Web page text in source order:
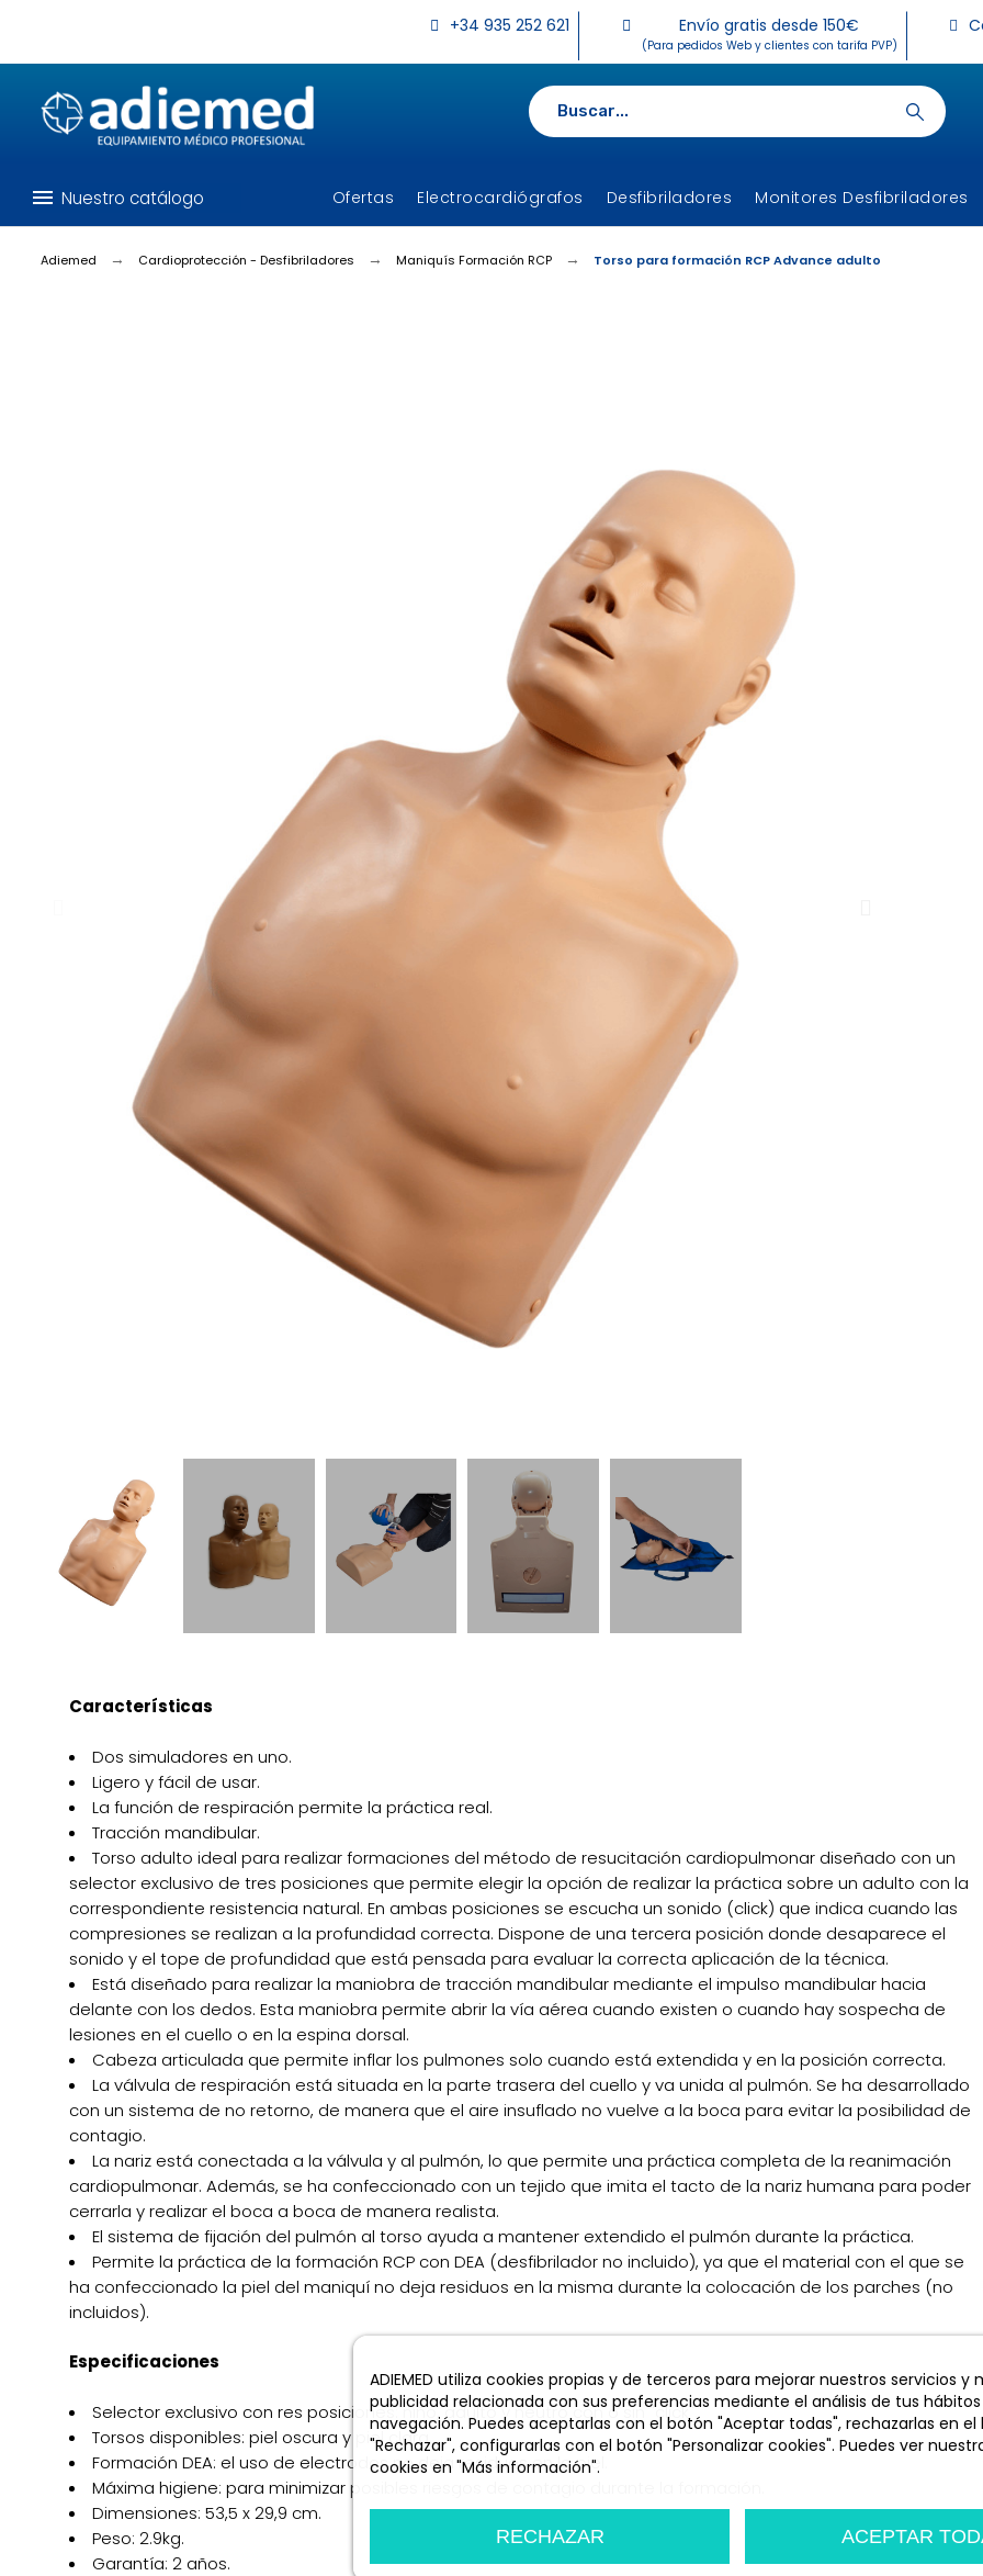
+34 935 252 621 Envío gratis desde 150€
(Para pedidos Web y clientes con tarifa PVP)
menu Nuestro catálogo Ofertas Electrocardiógrafos Desfibriladores Monitores Desfibriladores
ADIEMED utiliza cookies propias y de terceros para mejorar nuestros servicios y
publicidad relacionada con sus preferencias mediante el análisis de tus
navegación. Puedes aceptarlas con el botón "Aceptar todas", rechazarlas en
"Rechazar", configurarlas con el botón "Personalizar cookies". Puedes ver
cookies en "Más información".
RECHAZAR
ACEPTAR
Adiemed Cardioprotección - Desfibriladores Maniquís Formación RCP Torso para formación RCP Advance adulto
Características
Dos simuladores en uno.
Ligero y fácil de usar.
La función de respiración permite la práctica real.
Tracción mandibular.
Torso adulto ideal para realizar formaciones del método de resucitación cardiopulmonar diseñado con un
selector exclusivo de tres posiciones que permite elegir la opción de realizar la práctica sobre un adulto con la
correspondiente resistencia natural. En ambas posiciones se escucha un sonido (click) que indica cuando las
compresiones se realizan a la profundidad correcta. Dispone de una tercera posición donde desaparece el
sonido y el tope de profundidad que está pensada para evaluar la correcta aplicación de la técnica.
Está diseñado para realizar la maniobra de tracción mandibular mediante el impulso mandibular hacia
delante con los dedos. Esta maniobra permite abrir la vía aérea cuando existen o cuando hay sospecha de
lesiones en el cuello o en la espina dorsal.
Cabeza articulada que permite inflar los pulmones solo cuando está extendida y en la posición correcta.
La válvula de respiración está situada en la parte trasera del cuello y va unida al pulmón. Se ha desarrollado
con un sistema de no retorno, de manera que el aire insuflado no vuelve a la boca para evitar la posibilidad de
contagio.
La nariz está conectada a la válvula y al pulmón, lo que permite una práctica completa de la reanimación
cardiopulmonar. Además, se ha confeccionado con un tejido que imita el tacto de la nariz humana para poder
cerrarla y realizar el boca a boca de manera realista.
El sistema de fijación del pulmón al torso ayuda a mantener extendido el pulmón durante la práctica.
Permite la práctica de la formación RCP con DEA (desfibrilador no incluido), ya que el material con el que se
ha confeccionado la piel del maniquí no deja residuos en la misma durante la colocación de los parches (no
incluidos).
Especificaciones
Selector exclusivo con res posiciones: niño, adulto y neutro con o sin "click".
Torsos disponibles: piel oscura y piel clara.
Formación DEA: el uso de electrodos no deja residuos en la piel.
Máxima higiene: para minimizar posibles riesgos de contagio durante la formación.
Dimensiones: 53,5 x 29,9 cm.
Peso: 2.9kg.
Garantía: 2 años.